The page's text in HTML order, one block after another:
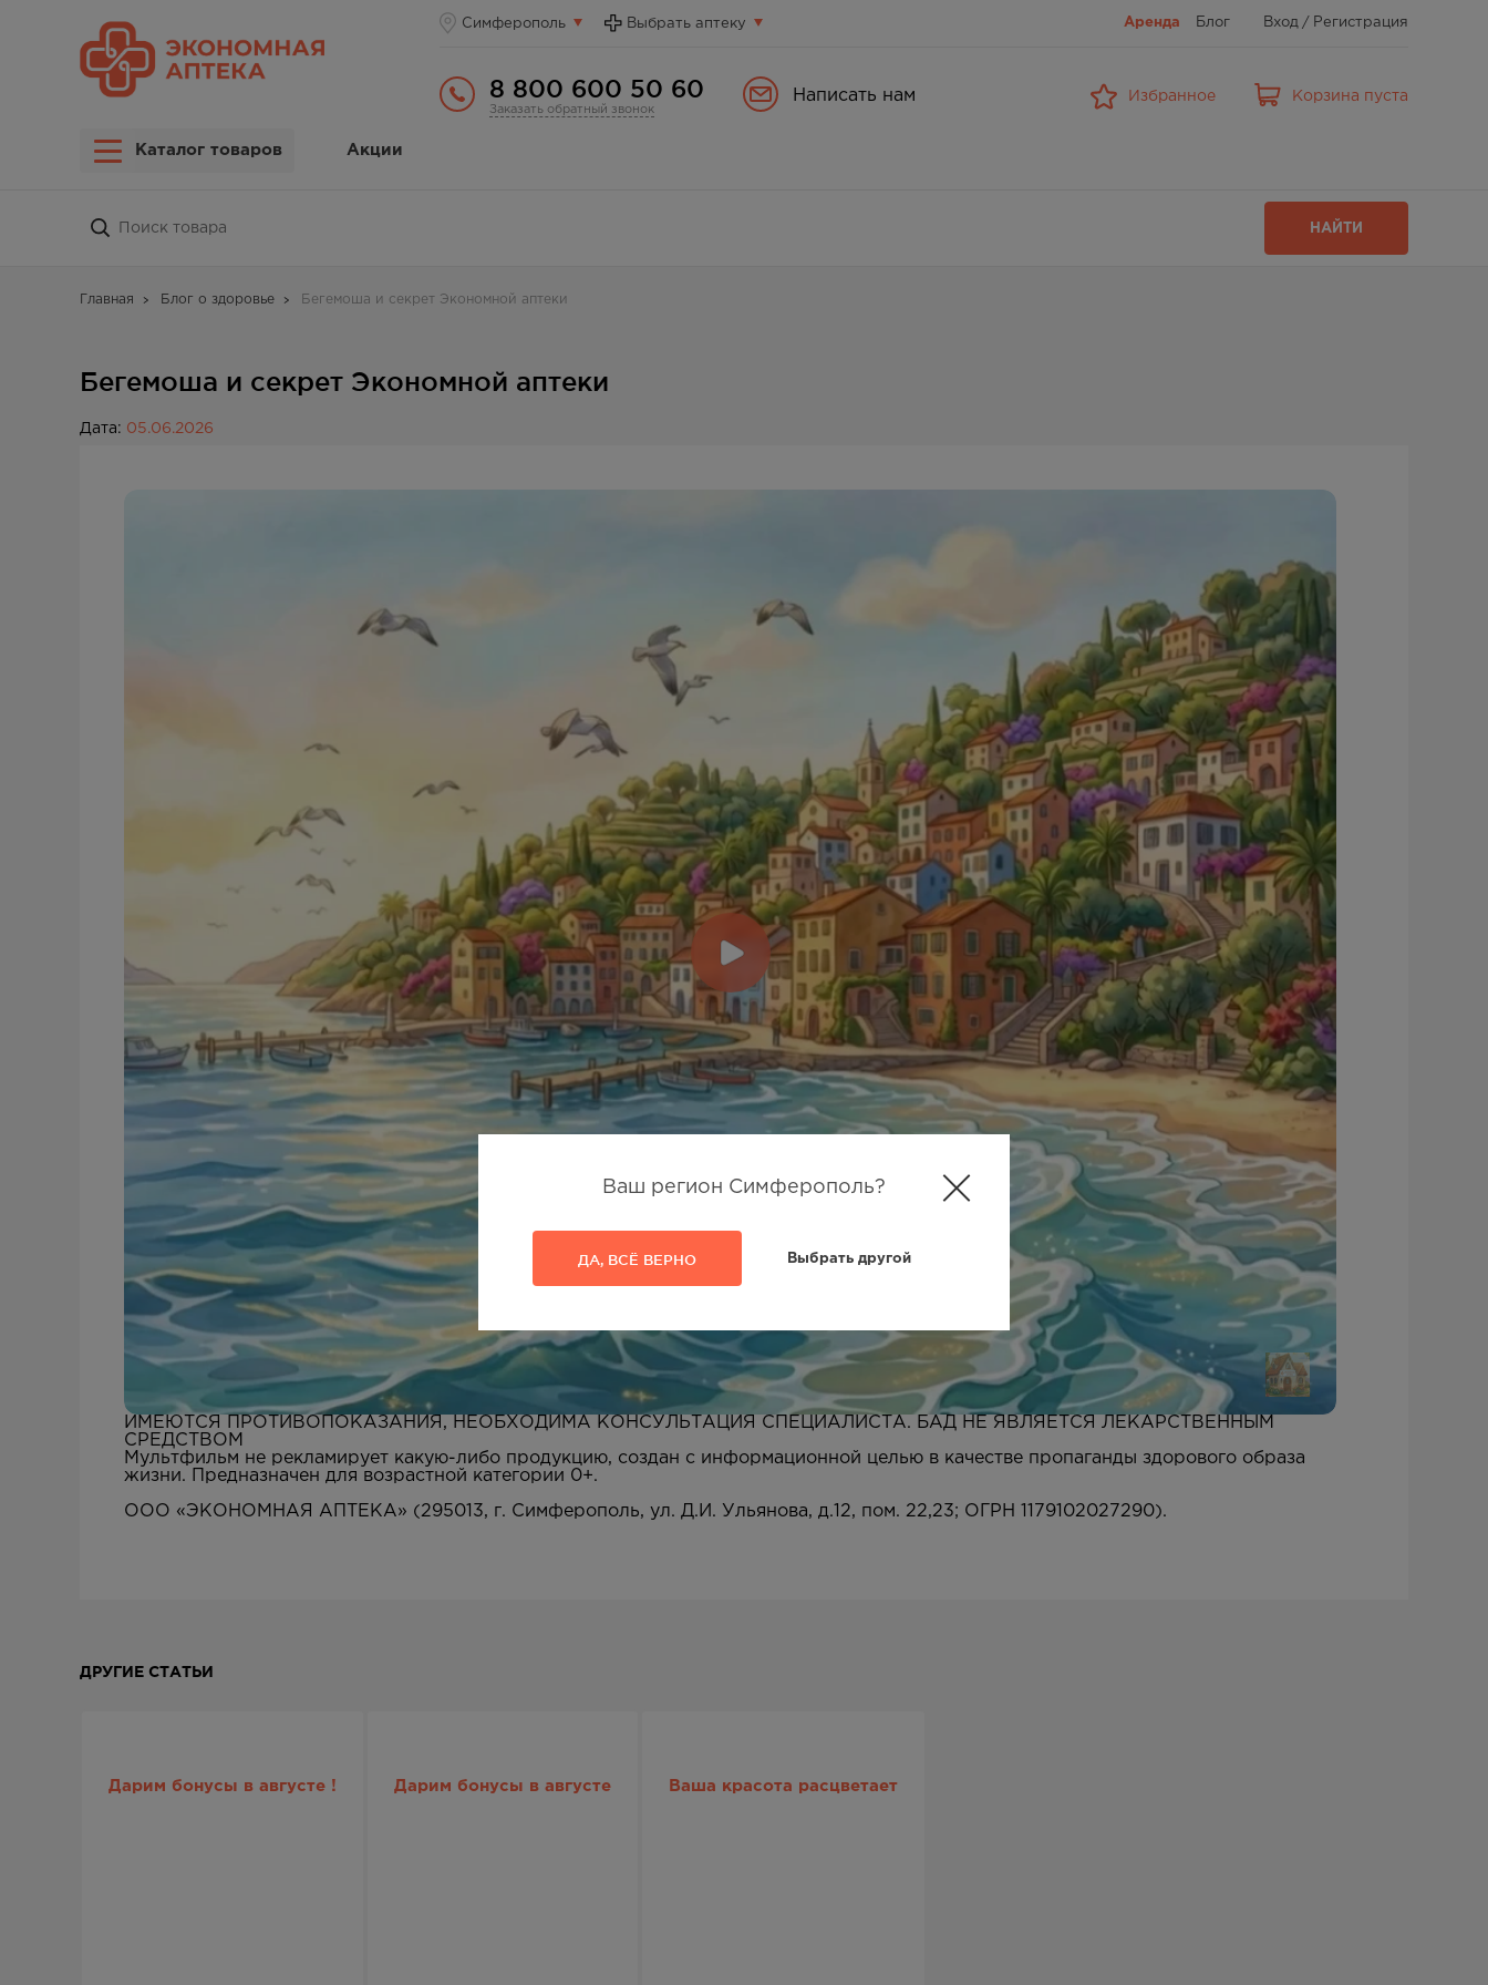
Симферополь
Ваш регион Симферополь?
ДА, ВСЁ ВЕРНО Выбрать другой
Выбрать аптеку Аренда Блог Вход / Регистрация
8 800 600 50 60
Заказать обратный звонок
Написать нам Избранное Корзина пуста
Каталог товаров Акции
НАЙТИ
Главная Блог о здоровье Бегемоша и секрет Экономной аптеки
Бегемоша и секрет Экономной аптеки
Дата: 05.06.2026
ИМЕЮТСЯ ПРОТИВОПОКАЗАНИЯ, НЕОБХОДИМА КОНСУЛЬТАЦИЯ СПЕЦИАЛИСТА. БАД НЕ ЯВЛЯЕТСЯ ЛЕКАРСТВЕННЫМ
СРЕДСТВОМ
Мультфильм не рекламирует какую-либо продукцию, создан с информационной целью в качестве пропаганды здорового образа
жизни. Предназначен для возрастной категории 0+.
ООО «ЭКОНОМНАЯ АПТЕКА» (295013, г. Симферополь, ул. Д.И. Ульянова, д.12, пом. 22,23; ОГРН 1179102027290).
ДРУГИЕ СТАТЬИ
Дарим бонусы в августе ! Дарим бонусы в августе Ваша красота расцветает